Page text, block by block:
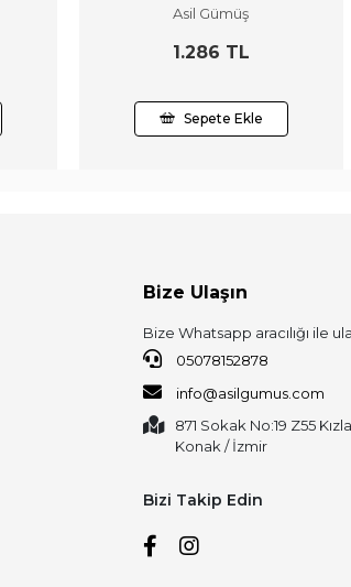
Asil Gümüş
1.286 TL
Sepete Ekle
Bize Ulaşın
Bize Whatsapp aracılığı ile
05078152878
info@asilgumus.com
871 Sokak No:19 Z55
Konak / İzmir
Bizi Takip Edin